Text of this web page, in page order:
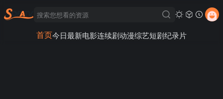
首页今日最新电影连续剧动漫综艺短剧纪录片